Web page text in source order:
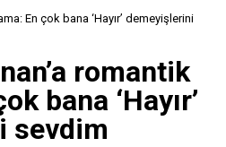
En çok bana ‘Hayır’ demeyişlerini
romantik
bana ‘Hayır’
sevdim